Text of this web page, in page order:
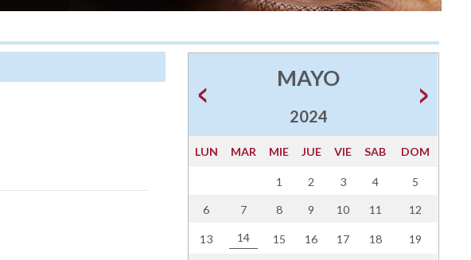
MAYO
2024
LUN MAR MIE JUE VIE SAB DOM
1 2 3 4 5
6 7 8 9 10 11 12
13 14 15 16 17 18 19